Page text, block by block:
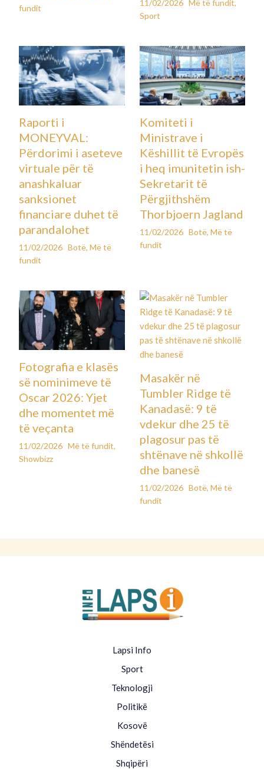
fundit
11/02/2026 Më të fundit,
Sport
Raporti i
MONEYVAL:
Përdorimi i aseteve
virtuale për të
anashkaluar
sanksionet
financiare duhet të
parandalohet
11/02/2026 Botë,Më të
fundit
Komiteti i
Ministrave i
Këshillit të Evropës
i heq imunitetin ish-
Sekretarit të
Përgjithshëm
Thorbjoern Jagland
11/02/2026 Botë, Më të
fundit
Fotografia e klasës
së nominimeve të
Oscar 2026: Yjet
dhe momentet më
të veçanta
11/02/2026 Më të fundit,
Showbizz
Masakër në
Tumbler Ridge të
Kanadasë: 9 të
vdekur dhe 25 të
plagosur pas të
shtënave në shkollë
dhe banesë
11/02/2026 Botë, Më të
fundit
Lapsi Info
Sport
Teknologji
Politikë
Kosovë
Shëndetësi
Shqipëri